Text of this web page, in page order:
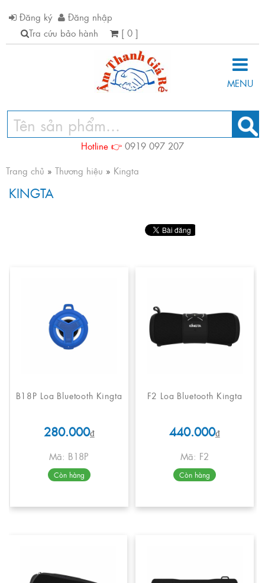
Đăng ký
Đăng nhập
Tra cứu bảo hành
[ 0 ]
MENU
Hotline 👉 0919 097 207
Trang chủ » Thương hiệu » Kingta
KINGTA
B18P Loa Bluetooth Kingta
280.000₫
Mã: B18P
Còn hàng
F2 Loa Bluetooth Kingta
440.000₫
Mã: F2
Còn hàng